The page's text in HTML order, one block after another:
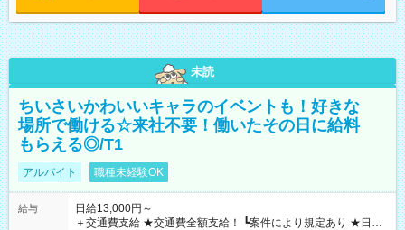
未読
ちいさいかわいいキャラのイベントも！好きな
場所で働ける☆来社不要！働いたその日に給料
もらえる◎/T1
アルバイト 職種未経験OK
給与
日給13,000円～
＋交通費支給 ★交通費全額支給！ ┗案件により規定あり ★日払